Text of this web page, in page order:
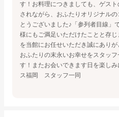
す！ お料理につきましても、ゲス
されながら、おふたりオリジナル
とうございました♪ 「参列者目線」
様にもご満足いただけたことと存じ
を当館にお任せいただき誠にありが
おふたりの末永いお幸せをスタッ
す！ またお会いできます日を楽しみ
ス福岡 スタッフ一同